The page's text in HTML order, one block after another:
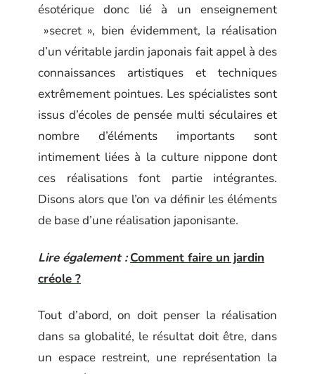
ésotérique donc lié à un enseignement
»secret », bien évidemment, la réalisation
d’un véritable jardin japonais fait appel à des
connaissances artistiques et techniques
extrêmement pointues. Les spécialistes sont
issus d’écoles de pensée multi séculaires et
nombre d’éléments importants sont
intimement liées à la culture nippone dont
ces réalisations font partie intégrantes.
Disons alors que l’on va définir les éléments
de base d’une réalisation japonisante.
Lire également : Comment faire un jardin
créole ?
Tout d’abord, on doit penser la réalisation
dans sa globalité, le résultat doit être, dans
un espace restreint, une représentation la